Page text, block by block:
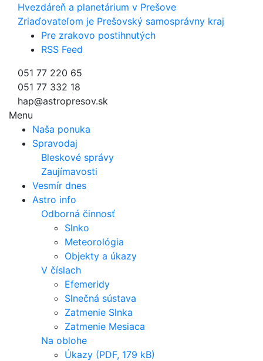
Hvezdáreň a planetárium v Prešove
Zriaďovateľom je Prešovský samosprávny kraj
Pre zrakovo postihnutých
RSS Feed
051 77 220 65
051 77 332 18
hap@astropresov.sk
Menu
Naša ponuka
Spravodaj
Bleskové správy
Zaujímavosti
Vesmír dnes
Astro info
Odborná činnosť
Slnko
Meteorológia
Objekty a úkazy
V číslach
Efemeridy
Slnečná sústava
Zatmenie Slnka
Zatmenie Mesiaca
Na oblohe
Úkazy (PDF, 179 kB)